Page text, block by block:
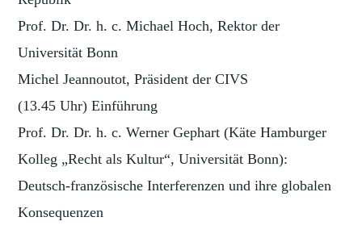
Prof. Dr. Dr. h. c. Michael Hoch, Rektor der
Universität Bonn
Michel Jeannoutot, Präsident der CIVS
(13.45 Uhr) Einführung
Prof. Dr. Dr. h. c. Werner Gephart (Käte Hamburger
Kolleg „Recht als Kultur“, Universität Bonn):
Deutsch-französische Interferenzen und ihre globalen
Konsequenzen